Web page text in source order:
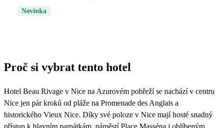
Novinka
Proč si vybrat tento hotel
Hotel Beau Rivage v Nice na Azurovém pobřeží se nachází v centru
Nice jen pár kroků od pláže na Promenade des Anglais a
historického Vieux Nice. Díky své poloze v Nice mají hosté snadný
přístup k hlavním památkám, náměstí Place Masséna i oblíbeným